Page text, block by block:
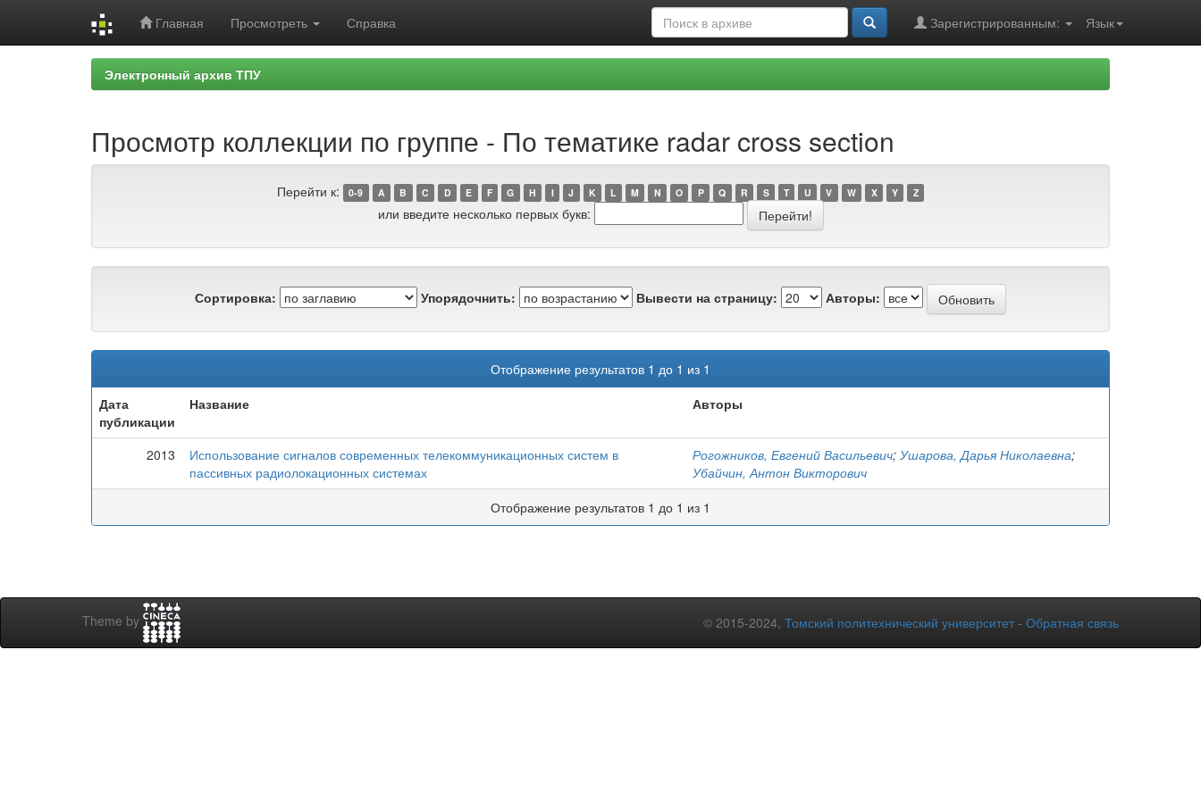
Главная Просмотреть Справка Язык
Зарегистрированным:
Электронный архив ТПУ
Просмотр коллекции по группе - По тематике radar cross section
Перейти к: 0-9 A B C D E F G H I J K L M N O P Q R S T U V W X Y Z
или введите несколько первых букв:
Сортировка: Упорядочнить: Вывести на страницу: Авторы:
Отображение результатов 1 до 1 из 1
Дата
публикации
Название Авторы
2013
Использование сигналов современных телекоммуникационных систем в
пассивных радиолокационных системах
Рогожников, Евгений Васильевич; Ушарова, Дарья Николаевна;
Убайчин, Антон Викторович
Отображение результатов 1 до 1 из 1
Theme by © 2015-2024, Томский политехнический университет - Обратная связь